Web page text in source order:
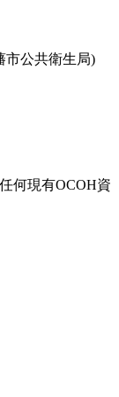
市公共衛生局)
何現有OCOH資